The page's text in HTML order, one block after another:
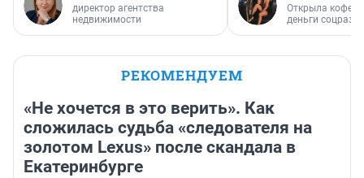
директор агентства
недвижимости
Открыла
деньги
РЕКОМЕНДУЕМ
«Не хочется в это верить». Как
сложилась судьба «следователя на
золотом Lexus» после скандала в
Екатеринбурге